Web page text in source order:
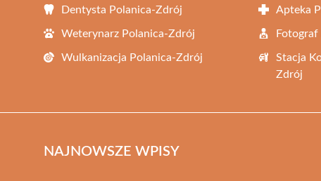
Dentysta Polanica-Zdrój Apteka
Weterynarz Polanica-Zdrój
Wulkanizacja Polanica-Zdrój
Stacja
Zdrój
NAJNOWSZE WPISY